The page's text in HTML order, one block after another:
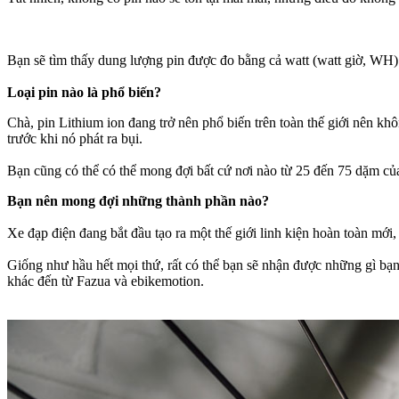
Bạn sẽ tìm thấy dung lượng pin được đo bằng cả watt (watt giờ,
Loại pin nào là phổ biến?
Chà, pin Lithium ion đang trở nên phổ biến trên toàn thế giới nên
trước khi nó phát ra bụi.
Bạn cũng có thể có thể mong đợi bất cứ nơi nào từ 25 đến 75 dặm
Bạn nên mong đợi những thành phần nào?
Xe đạp điện đang bắt đầu tạo ra một thế giới linh kiện hoàn toàn
Giống như hầu hết mọi thứ, rất có thể bạn sẽ nhận được những gì
khác đến từ Fazua và ebikemotion.